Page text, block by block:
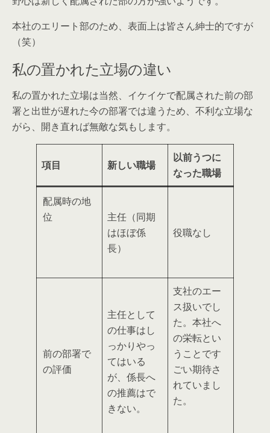
本社のエリート部のため、表面上は皆さん紳士的ですが
（笑）
私の置かれた立場の違い
私の置かれた立場は当然、イケイケで配属された前の部
署と出世が遅れた今の部署では違うため、 不利な立場な
がら、開き直れば無敵な気もします。
項目 新しい職場
以前うつに
なった職場
配属時の地
位
主任（同期
はほぼ係
長）
役職なし
前の部署で
の評価
主任として
の仕事はし
っかりやっ
てはいる
が、 係長へ
の推薦はで
きない。
支社のエー
ス扱いでし
た。本社へ
の栄転とい
うことです
ごい期待さ
れていまし
た。